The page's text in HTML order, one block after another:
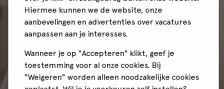
Hiermee kunnen we de website, onze
aanbevelingen en advertenties over vacatures
aanpassen aan je interesses.
Wanneer je op "Accepteren" klikt, geef je
toestemming voor al onze cookies. Bij
"Weigeren" worden alleen noodzakelijke cookies